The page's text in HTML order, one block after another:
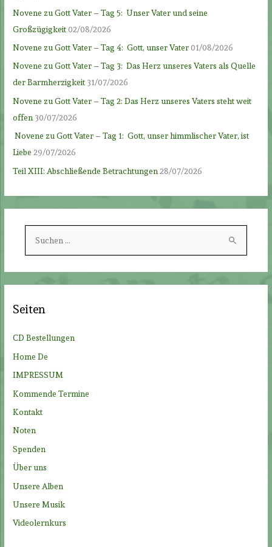
Novene zu Gott Vater – Tag 5: Unser Vater und seine
Großzügigkeit02/08/2026
Novene zu Gott Vater – Tag 4: Gott, unser Vater01/08/2026
Novene zu Gott Vater – Tag 3: Das Herz unseres Vaters als Quelle
der Barmherzigkeit 31/07/2026
Novene zu Gott Vater – Tag 2: Das Herz unseres Vaters steht weit
offen 30/07/2026
Novene zu Gott Vater – Tag 1: Gott, unser himmlischer Vater, ist
Liebe 29/07/2026
Teil XIII: Abschließende Betrachtungen 28/07/2026
n
h
:
Seiten
CD Bestellungen
Home De
IMPRESSUM
Kommende Termine
Kontakt
Noten
Spenden
Über uns
Unsere Alben
Unsere Musik
Videolernkurs